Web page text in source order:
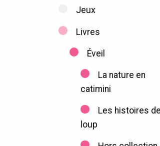
Jeux
Livres
Éveil
La nature en
catimini
Les histoires de
loup